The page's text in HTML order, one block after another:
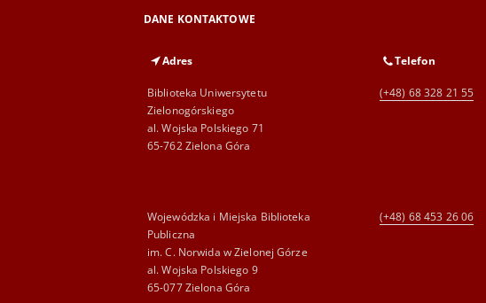
DANE KONTAKTOWE
Adres
Biblioteka Uniwersytetu
Zielonogórskiego
al. Wojska Polskiego 71
65-762 Zielona Góra
Telefon
(+48) 68 328 21 55
Wojewódzka i Miejska Biblioteka
Publiczna
im. C. Norwida w Zielonej Górze
al. Wojska Polskiego 9
65-077 Zielona Góra
(+48) 68 453 26 06